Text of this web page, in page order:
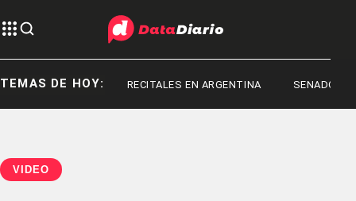
TEMAS DE HOY:
SANLUIS RECITALES EN ARGENTINA SENADO
VIDEO